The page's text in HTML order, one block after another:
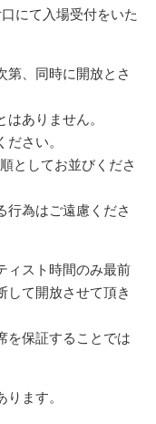
にて入場受付をいた
第、同時に開放とさ
ありません。
さい。
としてお並びくださ
行為はご遠慮くださ
ィスト時間のみ最前
して開放させて頂き
を保証することでは
ます。